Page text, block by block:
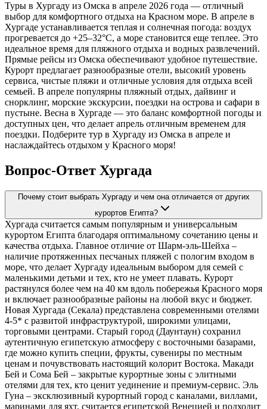
Туры в Хургаду из Омска в апреле 2026 года — отличный
выбор для комфортного отдыха на Красном море. В апреле в
Хургаде устанавливается теплая и солнечная погода: воздух
прогревается до +25–32°C, а море становится еще теплее. Это
идеальное время для пляжного отдыха и водных развлечений.
Прямые рейсы из Омска обеспечивают удобное путешествие.
Курорт предлагает разнообразные отели, высокий уровень
сервиса, чистые пляжи и отличные условия для отдыха всей
семьей. В апреле популярны пляжный отдых, дайвинг и
снорклинг, морские экскурсии, поездки на острова и сафари в
пустыне. Весна в Хургаде — это баланс комфортной погоды и
доступных цен, что делает апрель отличным временем для
поездки. Подберите тур в Хургаду из Омска в апреле и
наслаждайтесь отдыхом у Красного моря!
Вопрос-Ответ Хургада
Почему стоит выбрать Хургаду и чем она отличается от других
курортов Египта?
Хургада считается самым популярным и универсальным
курортом Египта благодаря оптимальному сочетанию цены и
качества отдыха. Главное отличие от Шарм-эль-Шейха –
наличие протяженных песчаных пляжей с пологим входом в
море, что делает Хургаду идеальным выбором для семей с
маленькими детьми и тех, кто не умеет плавать. Курорт
растянулся более чем на 40 км вдоль побережья Красного моря
и включает разнообразные районы на любой вкус и бюджет.
Новая Хургада (Секала) представлена современными отелями
4-5* с развитой инфраструктурой, широкими улицами,
торговыми центрами. Старый город (Даунтаун) сохранил
аутентичную египетскую атмосферу с восточными базарами,
где можно купить специи, фрукты, сувениры по местным
ценам и почувствовать настоящий колорит Востока. Макади
Бей и Сома Бей – закрытые курортные зоны с элитными
отелями для тех, кто ценит уединение и премиум-сервис. Эль
Гуна – эксклюзивный курортный город с каналами, виллами,
маринами для яхт, считается египетской Венецией и подходит